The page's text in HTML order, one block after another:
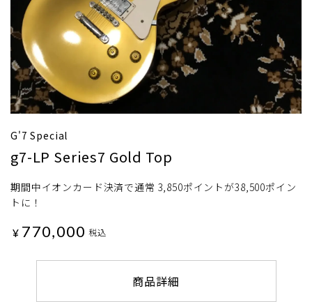
G'7 Special
g7-LP Series7 Gold Top
期間中イオンカード決済で通常 3,850ポイントが38,500ポイン
トに！
¥ 770,000 税込
商品詳細